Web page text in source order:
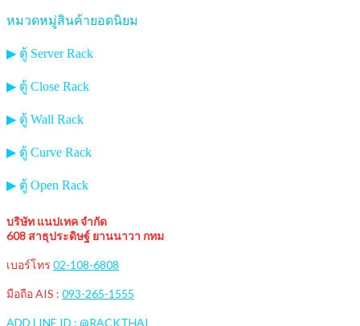
หมวดหมู่สินค้ายอดนิยม
▶ ตู้ Server Rack
▶ ตู้ Close Rack
▶ ตู้ Wall Rack
▶ ตู้ Curve Rack
▶ ตู้ Open Rack
บริษัท แนปเทค จำกัด
608 สาธุประดิษฐ์ ยานนาวา กทม
เบอร์โทร 02-108-6808
มือถือ AIS : 093-265-1555
ADD LINE ID : @RACKTHAI